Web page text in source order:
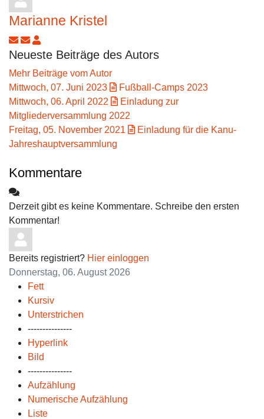
Marianne Kristel
Updates abonnieren
Abo von Updates dieses Autors beenden
Marianne Kristel
Neueste Beiträge des Autors
Mehr Beiträge vom Autor
Mittwoch, 07. Juni 2023
Fußball-Camps 2023
Mittwoch, 06. April 2022
Einladung zur
Mitgliederversammlung 2022
Freitag, 05. November 2021
Einladung für die Kanu-
Jahreshauptversammlung
Kommentare
Derzeit gibt es keine Kommentare. Schreibe den ersten
Kommentar!
Bereits registriert? Hier einloggen
Donnerstag, 06. August 2026
Fett
Kursiv
Unterstrichen
---------------
Hyperlink
Bild
---------------
Aufzählung
Numerische Aufzählung
Liste